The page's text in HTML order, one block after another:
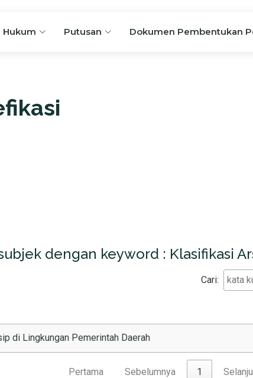
Hukum Putusan Dokumen Pembentukan
dengan keyword : Klasifikasi
Cari:
di Lingkungan Pemerintah Daerah
Pertama Sebelumnya 1